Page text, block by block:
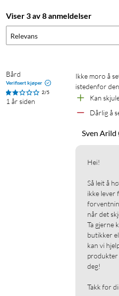
Viser 3 av 8 anmeldelser
Relevans
Bård
Verifisert kjøper
2/5
1 år siden
Ikke moro å sette denne opp kjøp dingle
istedenfor
Kan
Dårlig å
Sven
Hei!
Så leit å
ikke lever
når det
Ta gjerne
butikker
kan vi
produkter
deg!
Takk for